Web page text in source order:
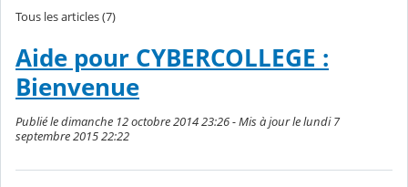
Tous les articles (7)
Aide pour CYBERCOLLEGE :
Bienvenue
Publié le dimanche 12 octobre 2014 23:26 - Mis à jour le lundi 7
septembre 2015 22:22